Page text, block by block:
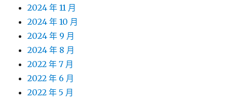
2024 年 11 月
2024 年 10 月
2024 年 9 月
2024 年 8 月
2022 年 7 月
2022 年 6 月
2022 年 5 月